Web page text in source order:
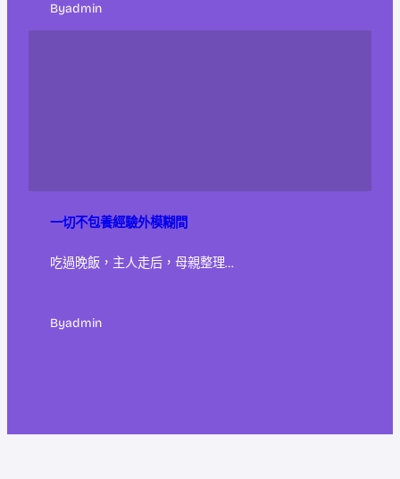
Byadmin
一切不包養經驗外模糊間
吃過晚飯，主人走后，母親整理…
Byadmin